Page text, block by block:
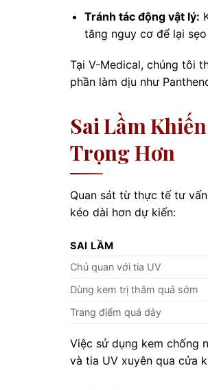
Tránh tác động vật lý:
tăng nguy cơ để lại
Tại V-Medical, chúng tôi
phần làm dịu như
Sai Lầm
Trọng Hơn
Quan sát từ thực tế tư
kéo dài hơn dự kiến:
SAI LẦM
Chủ quan với tia UV
Dùng kem trị thâm quá sớm
Trang điểm quá dày
Việc sử dụng kem chống
và tia UV xuyên qua cửa